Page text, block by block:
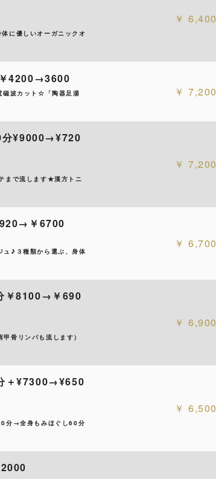
に優しいオーガニックオ
6,400
￥4200→3600
波カット☆「陶器足湯
7,200
分¥9000→¥720
まで流します★漢方トニ
7,200
￥6700
ュ♪３種類から選ぶ、身体
6,700
￥8100→￥690
骨リンパも流します）
6,900
＋¥7300→¥650
分→全身もみほぐし60分
6,500